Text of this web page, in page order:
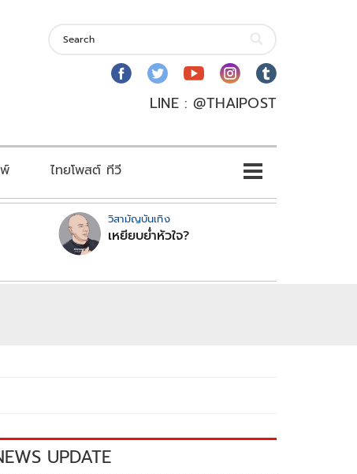
LINE : @THAIPOST
ไทยโพสต์ ทีวี
วิสามัญบันเทิง
เหยียบย่ำหัวใจ?
UPDATE